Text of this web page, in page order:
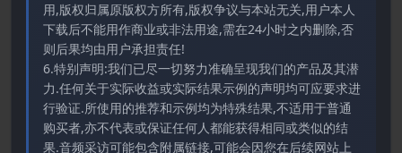
用,版权归属原版权方所有,版权争议与本站无关,用户本人
下载后不能用作商业或非法用途,需在24小时之内删除,否
则后果均由用户承担责任!
6.特别声明:我们已尽一切努力准确呈现我们的产品及其潜
力.任何关于实际收益或实际结果示例的声明均可应要求进
行验证.所使用的推荐和示例均为特殊结果,不适用于普通
购买者,亦不代表或保证任何人都能获得相同或类似的结
果.音频采访可能包含附属链接,可能会因您在后续网站上